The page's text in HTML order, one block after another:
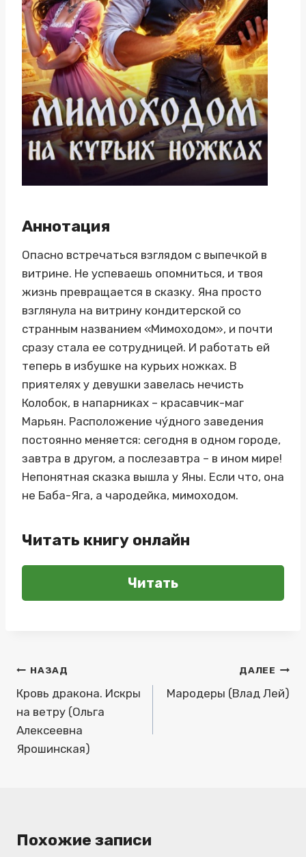
Аннотация
Опасно встречаться взглядом с выпечкой в
витрине. Не успеваешь опомниться, и твоя
жизнь превращается в сказку. Яна просто
взглянула на витрину кондитерской со
странным названием «Мимоходом», и почти
сразу стала ее сотрудницей. И работать ей
теперь в избушке на курьих ножках. В
приятелях у девушки завелась нечисть
Колобок, в напарниках – красавчик-маг
Марьян. Расположение чу́дного заведения
постоянно меняется: сегодня в одном городе,
завтра в другом, а послезавтра – в ином мире!
Непонятная сказка вышла у Яны. Если что, она
не Баба-Яга, а чародейка, мимоходом.
Читать книгу онлайн
Читать
Навигация
по
записям
НАЗАД
Кровь дракона. Искры
на ветру (Ольга
Алексеевна
Ярошинская)
ДАЛЕЕ
Мародеры (Влад Лей)
Похожие записи